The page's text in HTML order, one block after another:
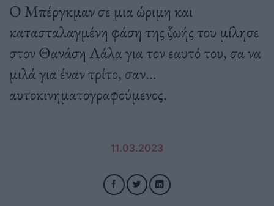
Ο Μπέργκμαν σε μια ώριμη και
κατασταλαγμένη φάση της ζωής του μίλησε
στον Θανάση Λάλα για τον εαυτό του, σα να
μιλά για έναν τρίτο, σαν…
αυτοκινηματογραφούμενος.
11.03.2023